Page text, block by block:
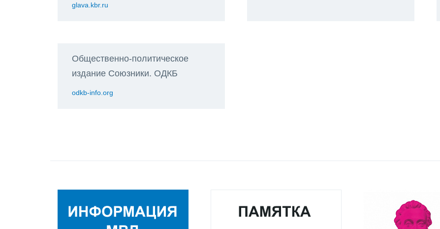
glava.kbr.ru
Общественно-политическое
издание Союзники. ОДКБ
odkb-info.org